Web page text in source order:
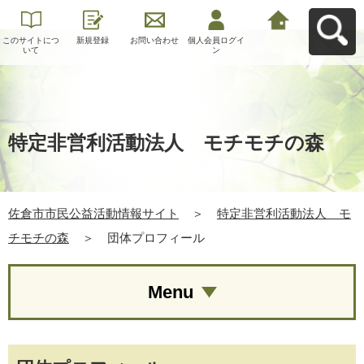
このサイトにつ
いて
新規登録 お問い合わせ
個人会員ログイ
ン
特定非営利活動法人 モチモチの森
佐倉市市民公益活動情報サイト ＞
特定非営利活動法人 モ
チモチの森
＞ 団体プロフィール
Menu